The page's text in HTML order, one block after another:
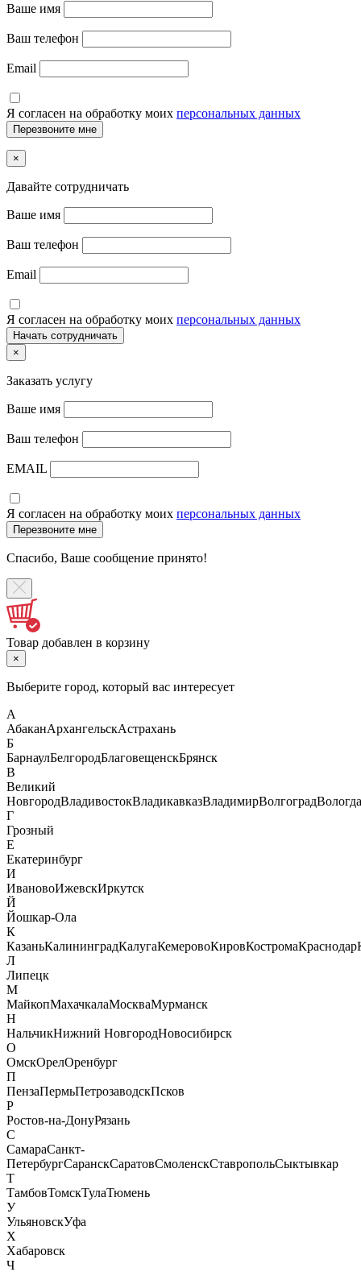
Ваше имя
Ваш телефон
Email
Я согласен на обработку моих персональных данных
×
Давайте сотрудничать
Ваше имя
Ваш телефон
Email
Я согласен на обработку моих персональных данных
×
Заказать услугу
Ваше имя
Ваш телефон
EMAIL
Я согласен на обработку моих персональных данных
Спасибо, Ваше сообщение принято!
Товар добавлен в корзину
×
Выберите город, который вас интересует
А
АбаканАрхангельскАстрахань
Б
БарнаулБелгородБлаговещенскБрянск
В
Великий
НовгородВладивостокВладикавказВладимирВолгоградВологда
Г
Грозный
Е
Екатеринбург
И
ИвановоИжевскИркутск
Й
Йошкар-Ола
К
КазаньКалининградКалугаКемеровоКировКостромаКраснодар
Л
Липецк
М
МайкопМахачкалаМоскваМурманск
Н
НальчикНижний НовгородНовосибирск
О
ОмскОрелОренбург
П
ПензаПермьПетрозаводскПсков
Р
Ростов-на-ДонуРязань
С
СамараСанкт-
ПетербургСаранскСаратовСмоленскСтавропольСыктывкар
Т
ТамбовТомскТулаТюмень
У
УльяновскУфа
Х
Хабаровск
Ч